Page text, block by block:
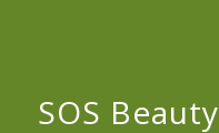
SOS Beauty